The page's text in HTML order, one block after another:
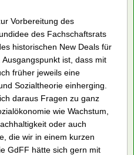
Aktionswoche am
„Ein New Deal für